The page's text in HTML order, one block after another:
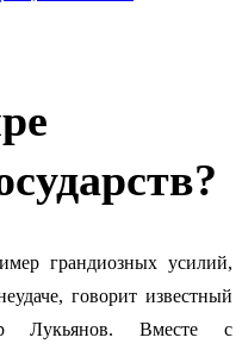
грандиозных усилий,
говорит известный
Лукьянов. Вместе с